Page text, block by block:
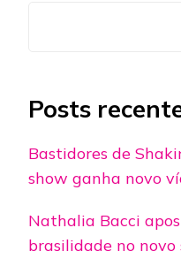
Posts
Bastidores de
show ganha novo
Nathalia Bacci
brasilidade no novo